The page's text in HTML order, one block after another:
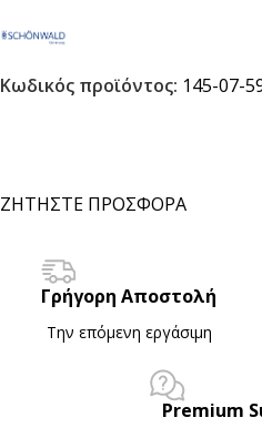
Κωδικός προϊόντος: 145-07-
ΖΗΤΗΣΤΕ ΠΡΟΣΦΟΡΑ
Γρήγορη Αποστολή
Την επόμενη εργάσιμη
Premium